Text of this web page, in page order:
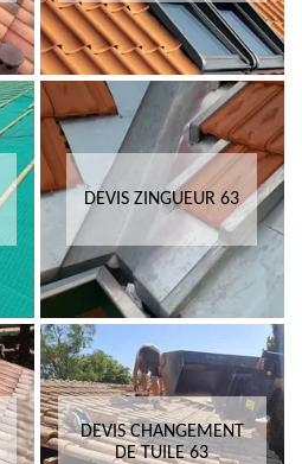
DEVIS ZINGUEUR 63
DEVIS CHANGEMENT
DE TUILE 63